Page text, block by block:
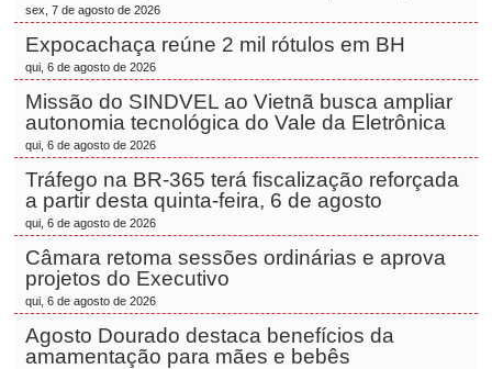
sex, 7 de agosto de 2026
Expocachaça reúne 2 mil rótulos em BH
qui, 6 de agosto de 2026
Missão do SINDVEL ao Vietnã busca ampliar
autonomia tecnológica do Vale da Eletrônica
qui, 6 de agosto de 2026
Tráfego na BR-365 terá fiscalização reforçada
a partir desta quinta-feira, 6 de agosto
qui, 6 de agosto de 2026
Câmara retoma sessões ordinárias e aprova
projetos do Executivo
qui, 6 de agosto de 2026
Agosto Dourado destaca benefícios da
amamentação para mães e bebês